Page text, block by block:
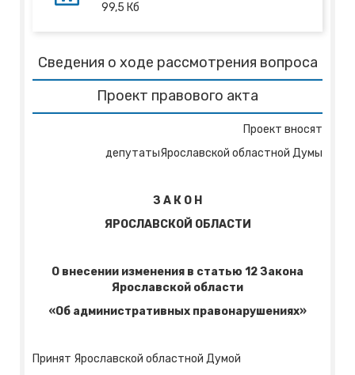
99,5 Кб
Сведения о ходе рассмотрения вопроса
Проект правового акта
Проект вносят
депутатыЯрославской областной Думы
З А К О Н
ЯРОСЛАВСКОЙ ОБЛАСТИ
О внесении изменения в статью 12 Закона
Ярославской области
«Об административных правонарушениях»
Принят Ярославской областной Думой